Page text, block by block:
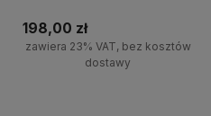
198,00 zł
zawiera 23% VAT, bez kosztów
dostawy